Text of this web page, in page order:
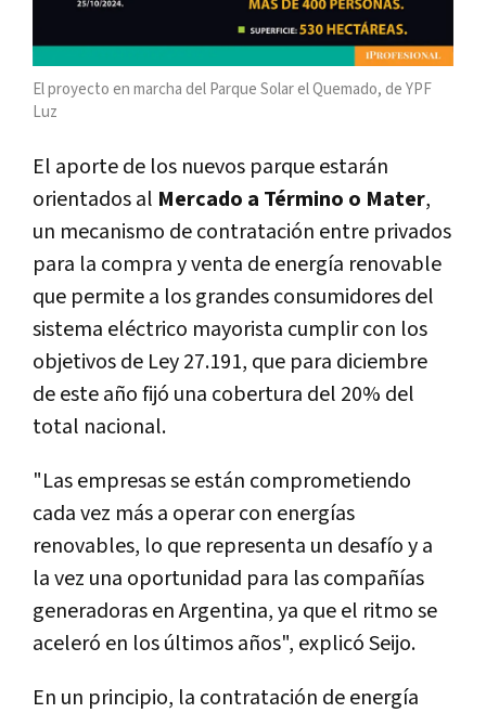
El proyecto en marcha del Parque Solar el Quemado, de YPF
Luz
El aporte de los nuevos parque estarán
orientados al Mercado a Término o Mater,
un mecanismo de contratación entre privados
para la compra y venta de energía renovable
que permite a los grandes consumidores del
sistema eléctrico mayorista cumplir con los
objetivos de Ley 27.191, que para diciembre
de este año fijó una cobertura del 20% del
total nacional.
"Las empresas se están comprometiendo
cada vez más a operar con energías
renovables, lo que representa un desafío y a
la vez una oportunidad para las compañías
generadoras en Argentina, ya que el ritmo se
aceleró en los últimos años", explicó Seijo.
En un principio, la contratación de energía